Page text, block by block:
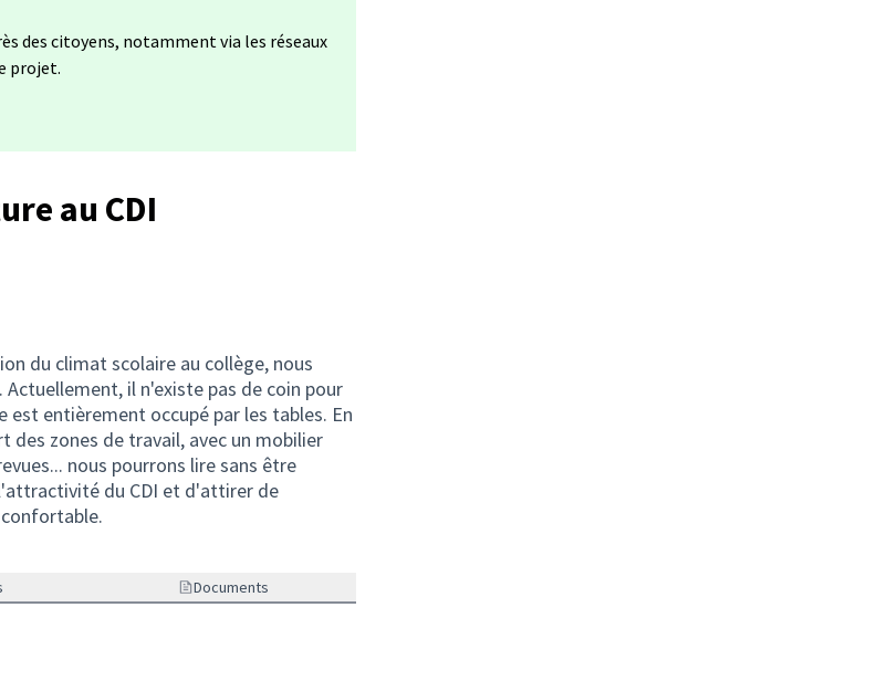
des citoyens, notamment via les réseaux
projet.
au CDI
du climat scolaire au collège, nous
il n'existe pas de coin pour
entièrement occupé par les tables. En
des zones de travail, avec un mobilier
nous pourrons lire sans être
du CDI et d'attirer de
Documents